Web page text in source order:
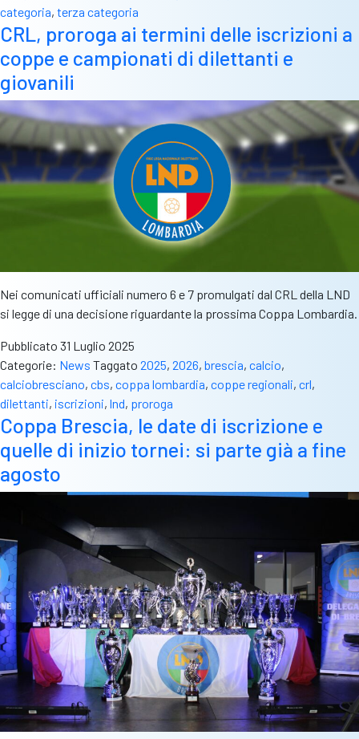
categoria, terza categoria
CRL, proroga ai termini delle iscrizioni a
coppe e campionati di dilettanti e
giovanili
Nei comunicati ufficiali numero 6 e 7 promulgati dal CRL della LND
si legge di una decisione riguardante la prossima Coppa Lombardia.
Pubblicato 31 Luglio 2025
Categorie: News Taggato 2025, 2026, brescia, calcio,
calciobresciano, cbs, coppa lombardia, coppe regionali, crl,
dilettanti, iscrizioni, lnd, proroga
Coppa Brescia, le date di iscrizione e
quelle di inizio tornei: si parte già a fine
agosto